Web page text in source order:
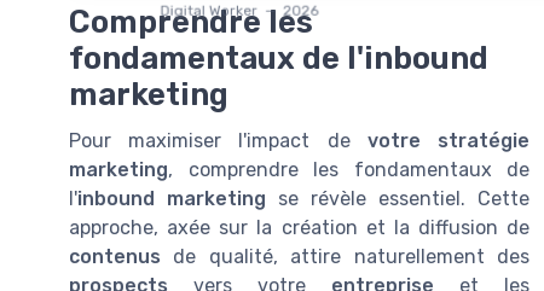
Digital Worker — 2026
Comprendre les
fondamentaux de l'inbound
marketing
Pour maximiser l'impact de votre stratégie
marketing, comprendre les fondamentaux de
l'inbound marketing se révèle essentiel. Cette
approche, axée sur la création et la diffusion de
contenus de qualité, attire naturellement des
prospects vers votre entreprise et les